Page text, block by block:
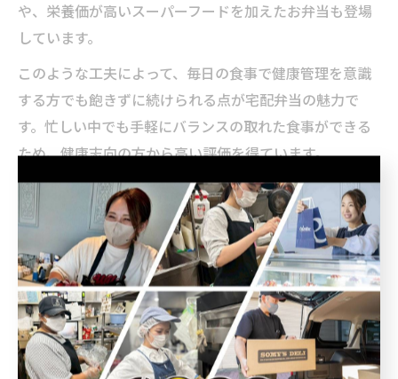
や、栄養価が高いスーパーフードを加えたお弁当も登場
しています。
このような工夫によって、毎日の食事で健康管理を意識
する方でも飽きずに続けられる点が宅配弁当の魅力で
す。忙しい中でも手軽にバランスの取れた食事ができる
ため、健康志向の方から高い評価を得ています。
健康志向の方に宅配弁当が愛され
る理由
健康志向に響く宅配弁当食材の選択基準